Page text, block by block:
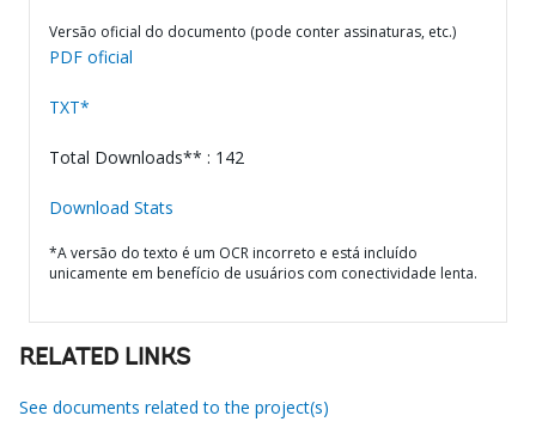
Versão oficial do documento (pode conter assinaturas, etc.)
PDF oficial
TXT*
Total Downloads** : 142
Download Stats
*A versão do texto é um OCR incorreto e está incluído
unicamente em benefício de usuários com conectividade lenta.
RELATED LINKS
See documents related to the project(s)